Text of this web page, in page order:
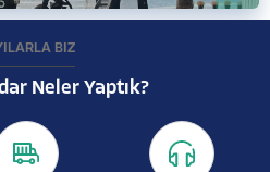
BİZ
Neler Yaptık?